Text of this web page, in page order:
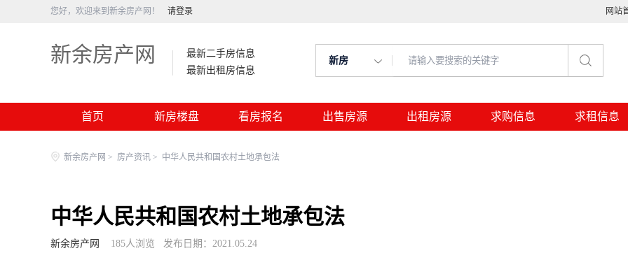
您好，欢迎来到新余房产网！ 请登录 网站
新余房产网
最新二手房信息
最新出租房信息
新房
首页 新房楼盘 看房报名 出售房源 出租房源 求购信息 求租信息
新余房产网 > 房产资讯 > 中华人民共和国农村土地承包法
中华人民共和国农村土地承包法
新余房产网 185人浏览 发布日期：2021.05.24